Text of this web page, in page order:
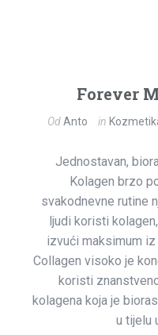
Forever
OdAnto in
Jednostavan,
Kolagen brzo
svakodnevne rutine
ljudi koristi
izvući maksimum
Collagen visoko je
koristi
kolagena koja je
u tijelu